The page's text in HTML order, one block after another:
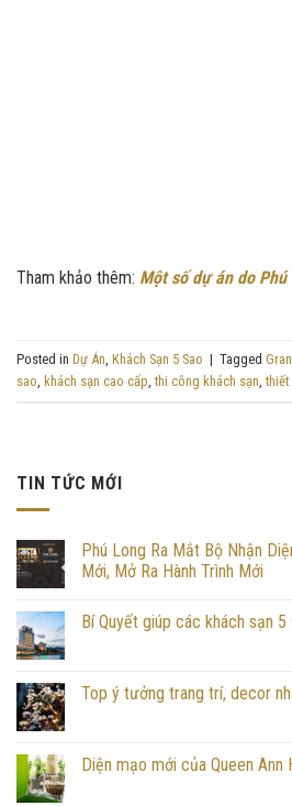
Tham khảo thêm: Một số dự án do
Posted in Dự Án Khách Sạn 5 Sao | Tagged
sao khách sạn cao cấp ,thi công khách sạn ,thiết
TIN TỨC MỚI
Phú Long Ra Mắt Bộ Nhận
Mới, Mở Ra Hành Trình Mới
Bí Quyết giúp các khách sạn
Top ý tưởng trang trí, decor
Diện mạo mới của Queen Ann